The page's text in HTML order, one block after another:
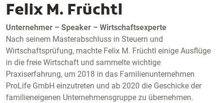
Felix M. Früchtl
Unternehmer – Speaker – Wirtschaftsexperte
Nach seinem Masterabschluss in Steuern und
Wirtschaftsprüfung, machte Felix M. Früchtl einige Ausflüge
in die freie Wirtschaft und sammelte wichtige
Praxiserfahrung, um 2018 in das Familienunternehmen
ProLife GmbH einzutreten und ab 2020 die Geschicke der
familieneigenen Unternehmensgruppe zu übernehmen.